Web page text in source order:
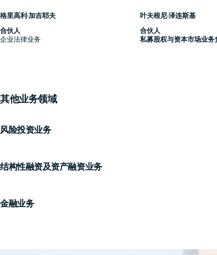
格里高利·加吉耶夫
合伙人
企业法律业务
叶夫根尼·泽连斯基
合伙人
私募股权与资本市场业务
其他业务领域
风险投资业务
结构性融资及资产融资业务
金融业务